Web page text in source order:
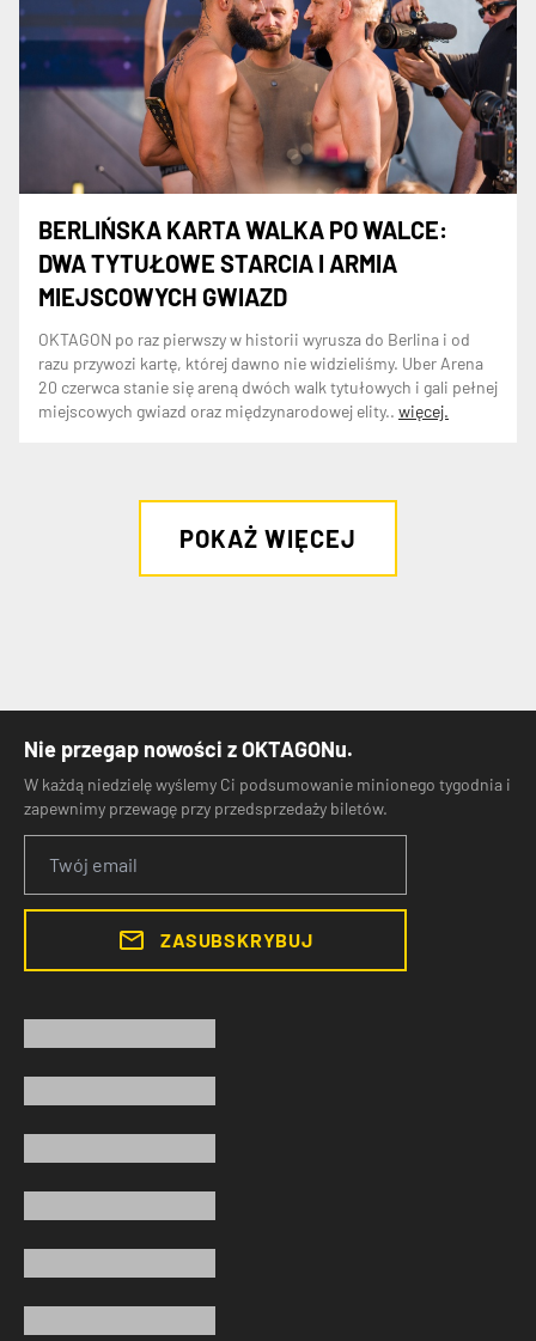
BERLIŃSKA KARTA WALKA PO WALCE:
DWA TYTUŁOWE STARCIA I ARMIA
MIEJSCOWYCH GWIAZD
OKTAGON po raz pierwszy w historii wyrusza do Berlina i od
razu przywozi kartę, której dawno nie widzieliśmy. Uber Arena
20 czerwca stanie się areną dwóch walk tytułowych i gali pełnej
miejscowych gwiazd oraz międzynarodowej elity.. więcej.
POKAŻ WIĘCEJ
Nie przegap nowości z OKTAGONu.
W każdą niedzielę wyślemy Ci podsumowanie minionego tygodnia i
zapewnimy przewagę przy przedsprzedaży biletów.
ZASUBSKRYBUJ